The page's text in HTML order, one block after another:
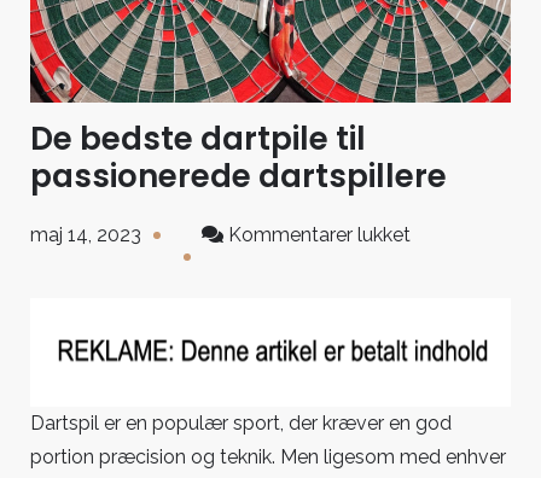
De bedste dartpile til
passionerede dartspillere
maj 14, 2023 Kommentarer lukkettil
til
dartspillere
Dartspil er en populær sport, der kræver en god
portion præcision og teknik. Men ligesom med enhver